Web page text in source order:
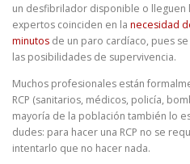
un desfibrilador disponible o lleguen
expertos coinciden en la necesidad
minutos de un paro cardíaco, pues
las posibilidades de supervivencia.
Muchos profesionales están
RCP (sanitarios, médicos, policía,
mayoría de la población también lo
dudes: para hacer una RCP no se
intentarlo que no hacer nada.